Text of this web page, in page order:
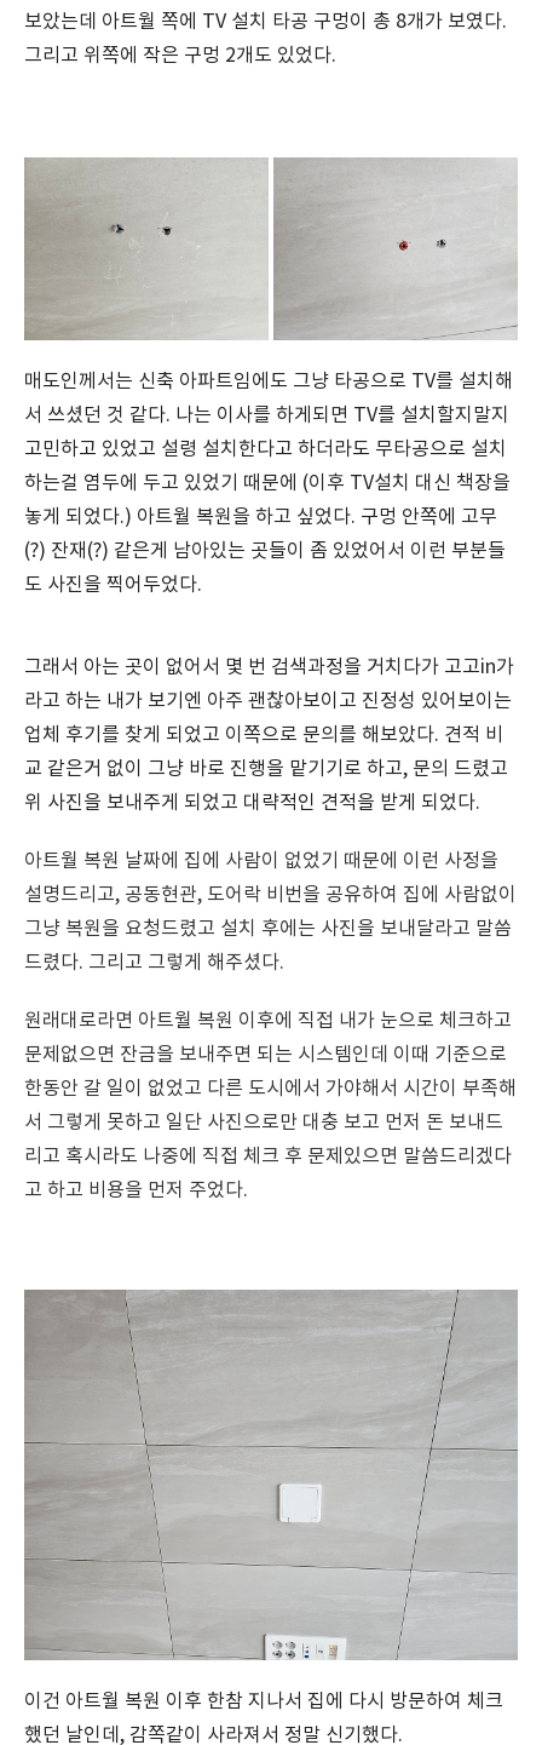
보았는데 아트월 쪽에 TV 설치 타공 구멍이 총 8개가 보였다.
그리고 위쪽에 작은 구멍 2개도 있었다.
매도인께서는 신축 아파트임에도 그냥 타공으로 TV를 설치해
서 쓰셨던 것 같다. 나는 이사를 하게되면 TV를 설치할지말지
고민하고 있었고 설령 설치한다고 하더라도 무타공으로 설치
하는걸 염두에 두고 있었기 때문에 (이후 TV설치 대신 책장을
놓게 되었다.) 아트월 복원을 하고 싶었다. 구멍 안쪽에 고무
(?) 잔재(?) 같은게 남아있는 곳들이 좀 있었어서 이런 부분들
도 사진을 찍어두었다.
그래서 아는 곳이 없어서 몇 번 검색과정을 거치다가 고고in가
라고 하는 내가 보기엔 아주 괜찮아보이고 진정성 있어보이는
업체 후기를 찾게 되었고 이쪽으로 문의를 해보았다. 견적 비
교 같은거 없이 그냥 바로 진행을 맡기기로 하고, 문의 드렸고
위 사진을 보내주게 되었고 대략적인 견적을 받게 되었다.
아트월 복원 날짜에 집에 사람이 없었기 때문에 이런 사정을
설명드리고, 공동현관, 도어락 비번을 공유하여 집에 사람없이
그냥 복원을 요청드렸고 설치 후에는 사진을 보내달라고 말씀
드렸다. 그리고 그렇게 해주셨다.
원래대로라면 아트월 복원 이후에 직접 내가 눈으로 체크하고
문제없으면 잔금을 보내주면 되는 시스템인데 이때 기준으로
한동안 갈 일이 없었고 다른 도시에서 가야해서 시간이 부족해
서 그렇게 못하고 일단 사진으로만 대충 보고 먼저 돈 보내드
리고 혹시라도 나중에 직접 체크 후 문제있으면 말씀드리겠다
고 하고 비용을 먼저 주었다.
이건 아트월 복원 이후 한참 지나서 집에 다시 방문하여 체크
했던 날인데, 감쪽같이 사라져서 정말 신기했다.